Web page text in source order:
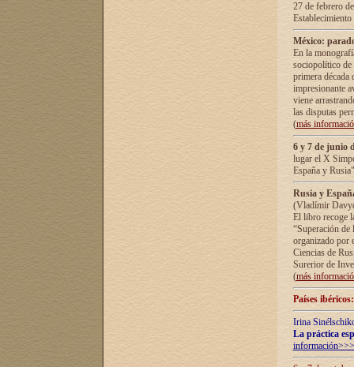
27 de febrero
México:
En la
sociopolítico de
primera década
impresionante
viene
las disputas
(más
6 y 7 de junio
lugar el X
España y
Rusia y
(Vladímir
El libro recoge
“Superación
organizado por
Ciencias de
Surerior de
(más
Países
Irina
La práctica
información>>>